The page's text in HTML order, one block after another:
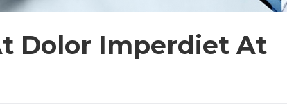
Dolor Imperdiet At